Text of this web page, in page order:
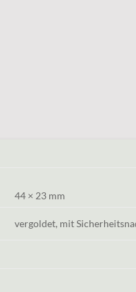
44 × 23 mm
vergoldet, mit